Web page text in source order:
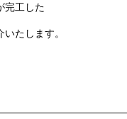
完工した
たします。